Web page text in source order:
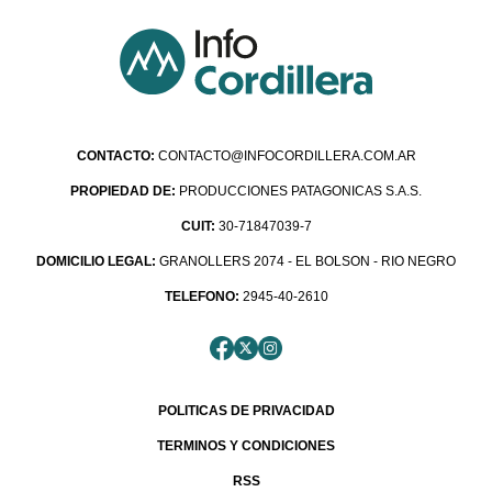
CONTACTO: CONTACTO@INFOCORDILLERA.COM.AR
PROPIEDAD DE: PRODUCCIONES PATAGONICAS S.A.S.
CUIT: 30-71847039-7
DOMICILIO LEGAL: GRANOLLERS 2074 - EL BOLSON - RIO NEGRO
TELEFONO: 2945-40-2610
POLITICAS DE PRIVACIDAD
TERMINOS Y CONDICIONES
RSS